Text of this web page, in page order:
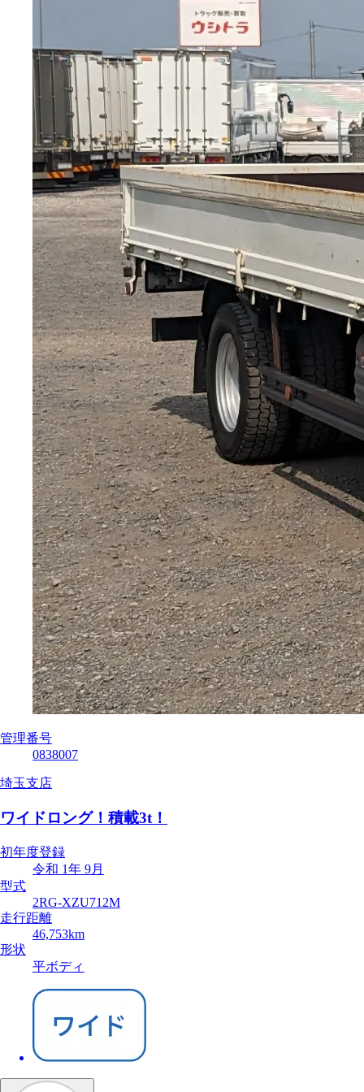
管理番号
0838007
埼玉支店
ワイドロング！積載3t！
初年度登録
令和 1年 9月
型式
2RG-XZU712M
走行距離
46,753km
形状
平ボディ